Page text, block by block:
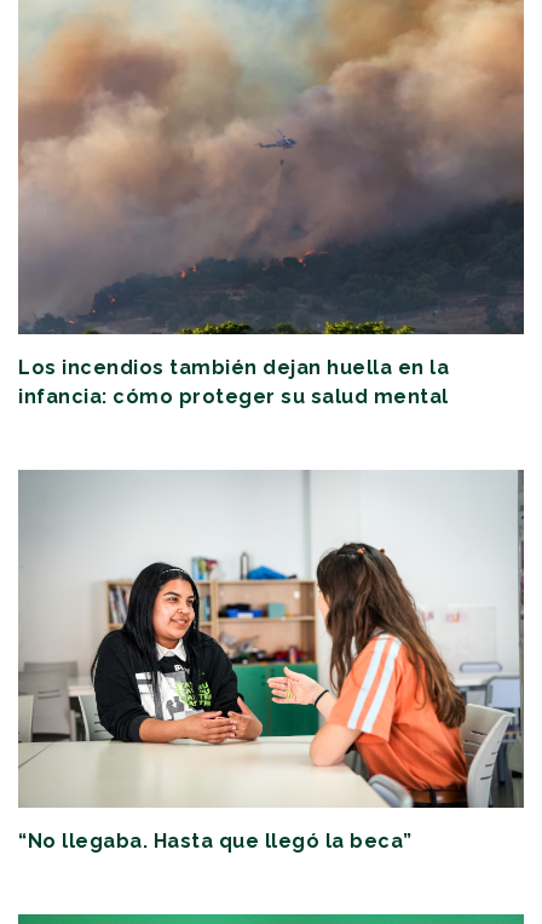
Los incendios también dejan huella en la
infancia: cómo proteger su salud mental
“No llegaba. Hasta que llegó la beca”